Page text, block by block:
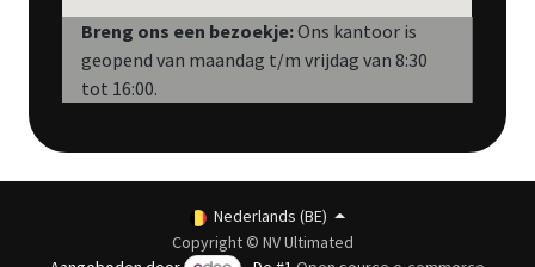
Breng ons een bezoekje:Ons kantoor is
geopend van maandag t/m vrijdag van 8:30
tot 16:00.
Copyright © NV Ultimated
Nederlands (BE)